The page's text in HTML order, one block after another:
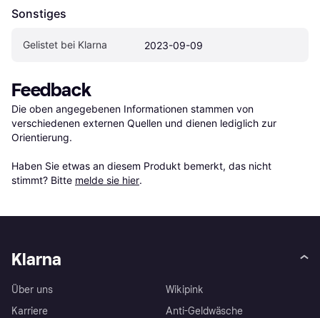
Sonstiges
Gelistet bei Klarna 2023-09-09
Feedback
Die oben angegebenen Informationen stammen von
verschiedenen externen Quellen und dienen lediglich zur
Orientierung.
Haben Sie etwas an diesem Produkt bemerkt, das nicht
stimmt? Bitte melde sie hier.
Klarna
Über uns
Karriere
Wikipink
Anti-Geldwäsche